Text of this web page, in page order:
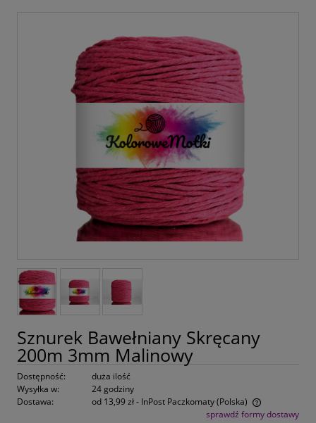
Sznurek Bawełniany Skręcany
200m 3mm Malinowy
Dostępność:
duża ilość
Wysyłka w:
24 godziny
Dostawa:
od 13,99 zł- InPost Paczkomaty(Polska)
Cena nie zawiera ewentualnych kosztów płatnościsprawdź formy dostawy